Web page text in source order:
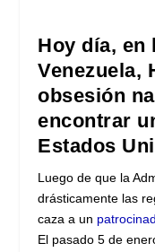
Hoy día, en
Venezuela,
obsesión
encontrar
Estados
Luego de que la
drásticamente las
caza a un
El pasado 5 de